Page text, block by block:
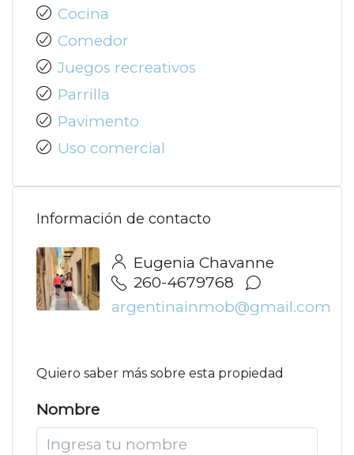
Cocina
Comedor
Juegos recreativos
Parrilla
Pavimento
Uso comercial
Información de contacto
Eugenia Chavanne
260-4679768
argentinainmob@gmail.com
Quiero saber más sobre esta propiedad
Nombre